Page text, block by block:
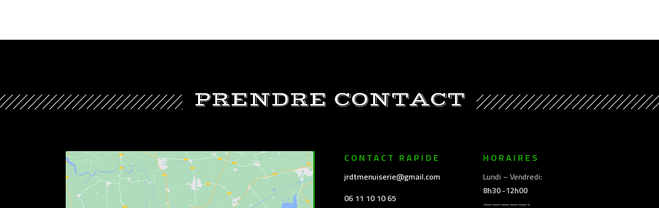
PRENDRE CONTACT
CONTACT RAPIDE
jrdtmenuiserie@gmail.com
06 11 10 10 65
HORAIRES
Lundi – Vendredi:
8h30 -12h00
—————-